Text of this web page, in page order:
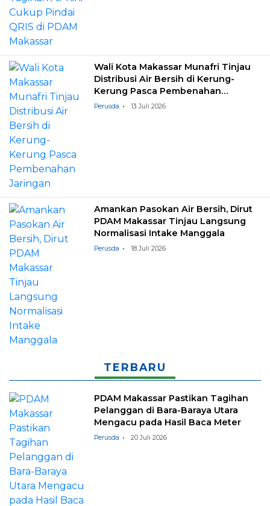
Wali Kota Makassar Munafri Tinjau
Distribusi Air Bersih di Kerung-
Kerung Pasca Pembenahan
Jaringan
Perusda 13 Juli 2026
Amankan Pasokan Air Bersih, Dirut
PDAM Makassar Tinjau Langsung
Normalisasi Intake Manggala
Perusda 18 Juli 2026
TERBARU
PDAM Makassar Pastikan Tagihan
Pelanggan di Bara-Baraya Utara
Mengacu pada Hasil Baca Meter
Perusda 20 Juli 2026